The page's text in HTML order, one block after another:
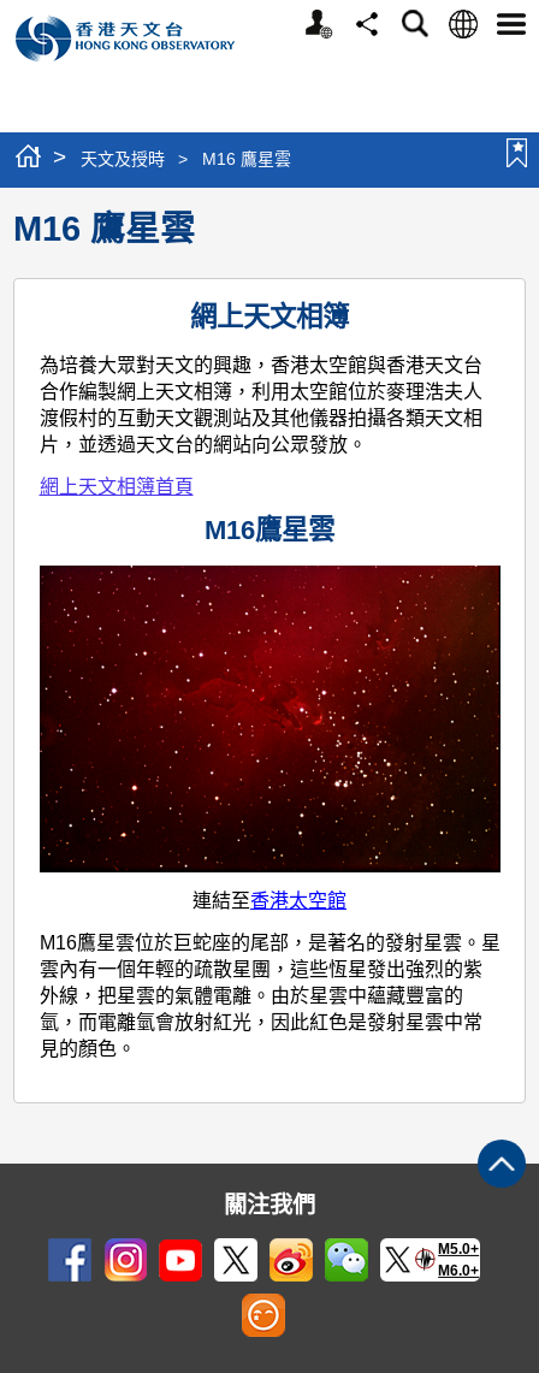
個
分
搜
語
選
> 天文及授時 > M16 鷹星雲
M16 鷹星雲
網上天文相簿
為培養大眾對天文的興趣，香港太空館與香港天文台
合作編製網上天文相簿，利用太空館位於麥理浩夫人
渡假村的互動天文觀測站及其他儀器拍攝各類天文相
片，並透過天文台的網站向公眾發放。
網上天文相簿首頁
M16鷹星雲
連結至香港太空館
M16鷹星雲位於巨蛇座的尾部，是著名的發射星雲。星
雲內有一個年輕的疏散星團，這些恆星發出強烈的紫
外線，把星雲的氣體電離。由於星雲中蘊藏豐富的
氫，而電離氫會放射紅光，因此紅色是發射星雲中常
見的顏色。
關注我們
M5.0+
M6.0+